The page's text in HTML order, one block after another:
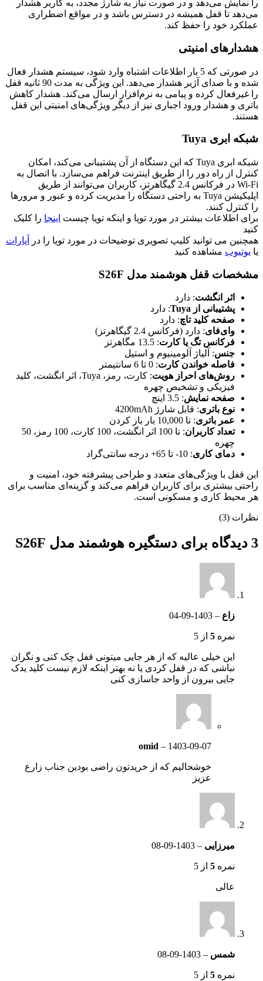
را نمایش می‌دهد و در صورت نیاز به شارژ مجدد، به کاربر هشدار
می‌دهد تا قفل همیشه در دسترس باشد و در مواقع اضطراری
عملکرد خود را حفظ کند.
هشدارهای امنیتی
در صورتی که 5 بار اطلاعات اشتباه وارد شود، سیستم هشدار فعال
شده و با صدای آژیر هشدار می‌دهد. این ویژگی به مدت 90 ثانیه قفل
را غیرفعال کرده و پیامی به نرم‌افزار ارسال می‌کند. هشدار کاهش
باتری و هشدار ورود اجباری نیز از دیگر ویژگی‌های امنیتی این قفل
هستند.
شبکه ابری Tuya
شبکه ابری Tuya که این دستگاه از آن پشتیبانی می‌کند، امکان
کنترل از راه دور را از طریق اینترنت فراهم می‌سازد. با اتصال به
Wi-Fi در فرکانس 2.4 گیگاهرتز، کاربران می‌توانند از طریق
اپلیکیشن Tuya به راحتی دستگاه را مدیریت کرده و عبور و مرورها
را کنترل کنند.
برای اطلاعات بیشتر در مورد تویا و اینکه تویا چیست اینجا را کلیک
کنید
همچنین می توانید کلیپ تصویری توضیحات در مورد تویا را در
آپارات
یا یوتیوب مشاهده کنید
مشخصات قفل هوشمند مدل S26F
اثر انگشت: دارد
پشتیبانی از Tuya
: دارد
صفحه کلید تاچ: دارد
وای‌فای: دارد (فرکانس 2.4 گیگاهرتز)
فرکانس تگ یا کارت: 13.5 مگاهرتز
جنس: آلیاژ آلومینیوم و استیل
فاصله خواندن کارت: 0 تا 6 سانتیمتر
روش‌های احراز هویت
: کارت، رمز، Tuya، اثر انگشت، کلید
فیزیکی و تشخیص چهره
صفحه نمایش: 3.5 اینچ
نوع باتری: قابل شارژ 4200mAh
عمر باتری: تا 10,000 بار باز کردن
تعداد کاربران
: تا 100 اثر انگشت، 100 کارت، 100 رمز، 50
چهره
دمای کاری: 10- تا 65+ درجه سانتی‌گراد
این قفل با ویژگی‌های متعدد و طراحی پیشرفته خود، امنیت و
راحتی بیشتری برای کاربران فراهم می‌کند و گزینه‌ای مناسب برای
هر محیط کاری و مسکونی است.
نظرات (3)
3 دیدگاه برای دستگیره هوشمند مدل S26F
زاع –
1403-09-04
نمره 5 از 5
این خیلی عالیه که از هر جایی میتونی قفل چک کنی و نگران
نباشی که در قفل کردی یا نه بهتر اینکه لازم نیست کلید یدک
جایی بیرون از واحد جاسازی کنی
omid – 1403-09-07
خوشحالیم که از خریدتون راضی بودین جناب زارع
عزیز
میرزایی –
1403-09-08
نمره 5 از 5
عالی
شمس –
1403-09-08
نمره 5 از 5